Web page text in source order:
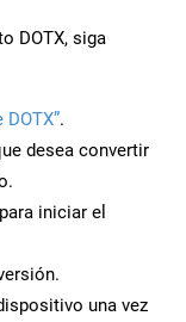
DOTX, siga
DOTX”.
desea convertir
iniciar el
una vez